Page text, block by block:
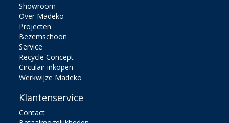
Showroom
Over Madeko
Projecten
Bezemschoon
Service
Recycle Concept
Circulair inkopen
Werkwijze Madeko
Klantenservice
Contact